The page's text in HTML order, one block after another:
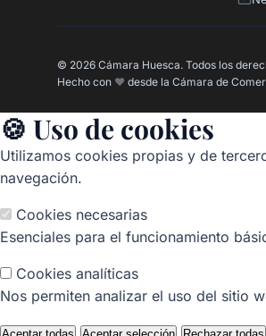
© 2026 Cámara Huesca. Todos los
Hecho con ❤️ desde la Cámara de
🍪 Uso de cookies
Utilizamos cookies propias y de
navegación.
Cookies necesarias
Esenciales para el funcionamiento
Cookies analíticas
Nos permiten analizar el uso del sitio